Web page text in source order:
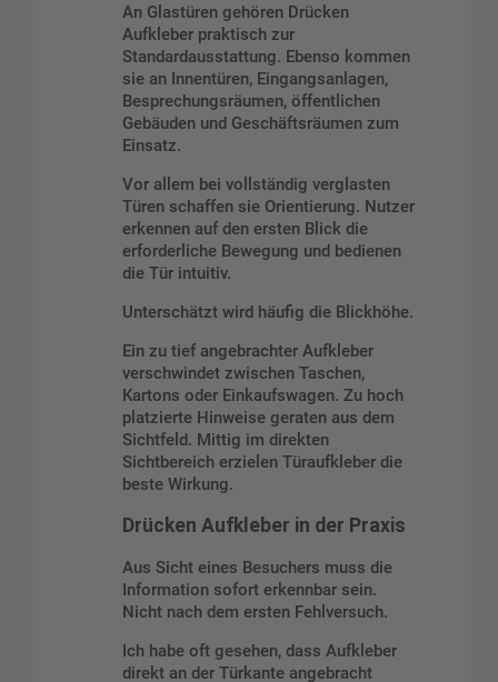
An Glastüren gehören Drücken
Aufkleber praktisch zur
Standardausstattung. Ebenso kommen
sie an Innentüren, Eingangsanlagen,
Besprechungsräumen, öffentlichen
Gebäuden und Geschäftsräumen zum
Einsatz.
Vor allem bei vollständig verglasten
Türen schaffen sie Orientierung. Nutzer
erkennen auf den ersten Blick die
erforderliche Bewegung und bedienen
die Tür intuitiv.
Unterschätzt wird häufig die Blickhöhe.
Ein zu tief angebrachter Aufkleber
verschwindet zwischen Taschen,
Kartons oder Einkaufswagen. Zu hoch
platzierte Hinweise geraten aus dem
Sichtfeld. Mittig im direkten
Sichtbereich erzielen Türaufkleber die
beste Wirkung.
Drücken Aufkleber in der Praxis
Aus Sicht eines Besuchers muss die
Information sofort erkennbar sein.
Nicht nach dem ersten Fehlversuch.
Ich habe oft gesehen, dass Aufkleber
direkt an der Türkante angebracht